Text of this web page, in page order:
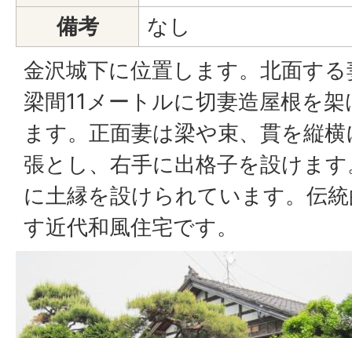
備考
なし
金沢城下に位置します。北面す
梁間11メートルに切妻造屋根を
ます。正面妻は梁や束、貫を縦
張とし、右手に出格子を設けま
に土縁を設けられています。伝
す近代和風住宅です。